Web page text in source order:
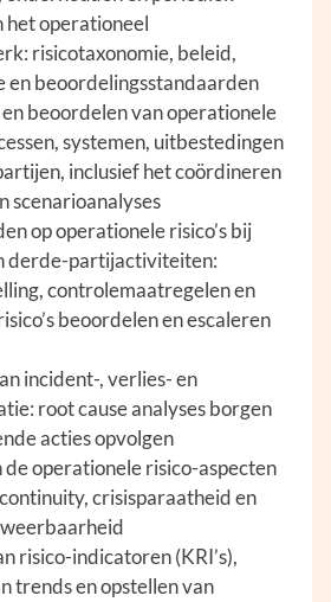
het operationeel
risicotaxonomie, beleid,
en beoordelingsstandaarden
beoordelen van operationele
systemen, uitbestedingen
inclusief het coördineren
scenarioanalyses
op operationele risico’s bij
derde-partijactiviteiten:
controlemaatregelen en
beoordelen en escaleren
incident-, verlies- en
root cause analyses borgen
acties opvolgen
de operationele risico-aspecten
crisisparaatheid en
risico-indicatoren (KRI’s),
trends en opstellen van